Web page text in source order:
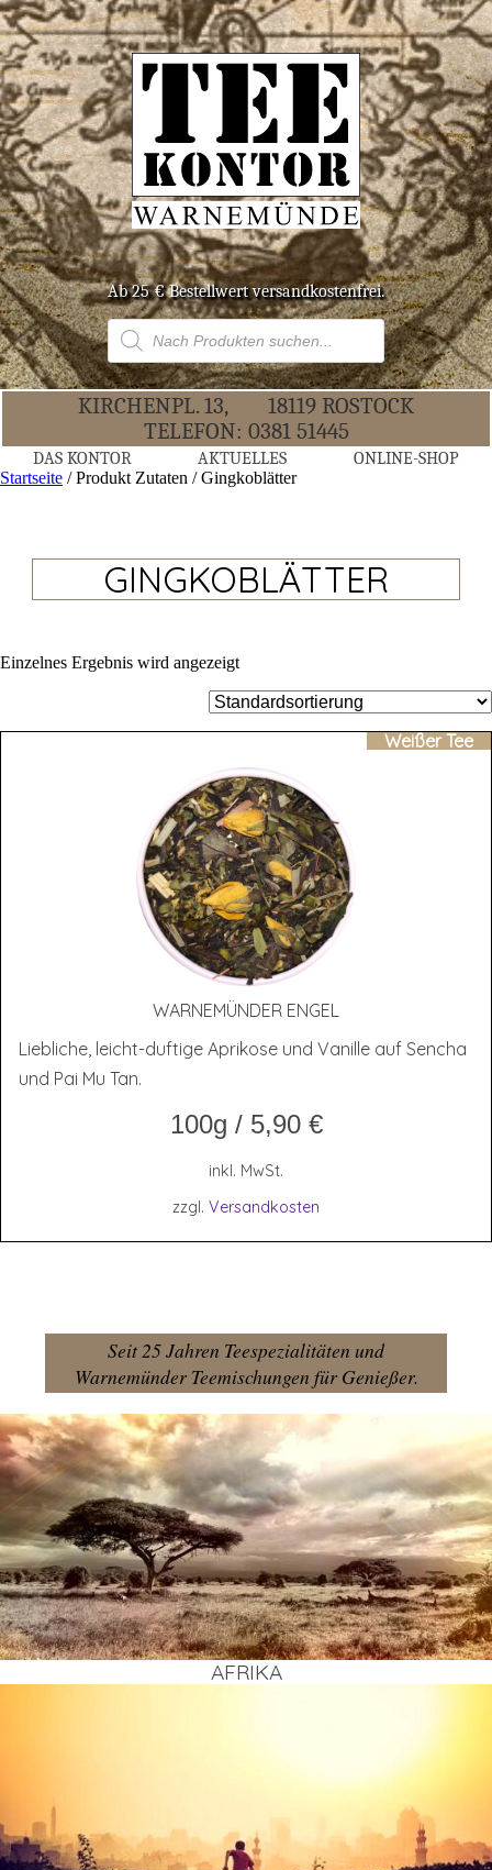
Ab 25 € Bestell­wert versandkostenfrei.
Products
search
KIR­CHEN­PL. 13,
18119 ROS­TOCK
TELE­FON: 0381 51445
DAS KON­TOR AKTU­EL­LES ONLINE-SHOP
Startseite / Produkt Zutaten / Gingkoblätter
GINGKOBLÄTTER
Einzelnes Ergebnis wird angezeigt
Weißer Tee
WAR­NE­MÜN­DER ENGEL
Liebliche, leicht-duftige Aprikose und Vanille auf Sencha
und Pai Mu Tan.
100g / 5,90 €
inkl. MwSt.
zzgl. Versandkosten
Seit 25 Jahren Teespezialitäten und
Warnemünder Teemischungen für Genießer.
AFRI­KA